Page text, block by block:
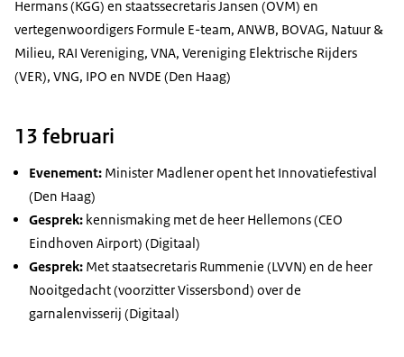
Hermans (KGG) en staatssecretaris Jansen (OVM) en
vertegenwoordigers Formule E-team, ANWB, BOVAG, Natuur &
Milieu, RAI Vereniging, VNA, Vereniging Elektrische Rijders
(VER), VNG, IPO en NVDE (Den Haag)
13 februari
Evenement: Minister Madlener opent het Innovatiefestival
(Den Haag)
Gesprek: kennismaking met de heer Hellemons (CEO
Eindhoven Airport) (Digitaal)
Gesprek: Met staatsecretaris Rummenie (LVVN) en de heer
Nooitgedacht (voorzitter Vissersbond) over de
garnalenvisserij (Digitaal)